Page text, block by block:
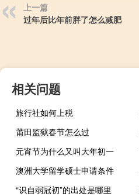
上一篇
过年后比年前胖了怎么减肥
相关问题
旅行社如何上税
莆田监狱春节怎么过
元宵节为什么又叫大年初一
澳洲大学留学硕士申请条件
“识自弱冠初”的出处是哪里